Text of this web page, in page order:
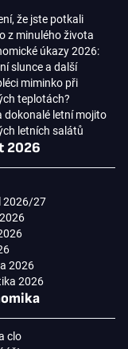
že jste potkali
z minulého života
úkazy 2026:
slunce a další
miminko při
teplotách?
dokonalé letní mojito
letních salátů
2026
2026/27
2026
2026
clo